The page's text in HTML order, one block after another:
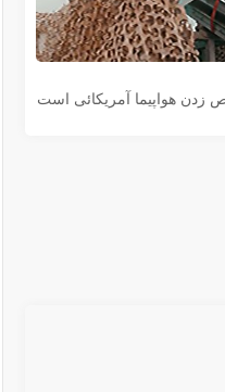
زدن هواپیما آمریکائی است